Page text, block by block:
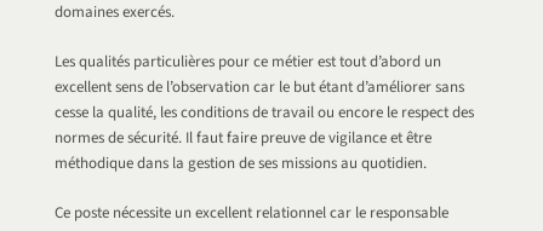
domaines exercés.
Les qualités particulières pour ce métier est tout d’abord un
excellent sens de l’observation car le but étant d’améliorer sans
cesse la qualité, les conditions de travail ou encore le respect des
normes de sécurité. Il faut faire preuve de vigilance et être
méthodique dans la gestion de ses missions au quotidien.
Ce poste nécessite un excellent relationnel car le responsable